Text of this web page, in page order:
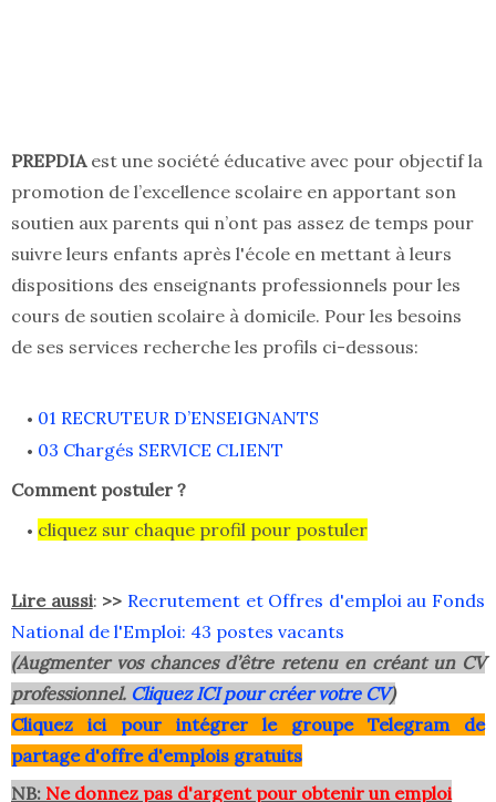
PREPDIAest une société éducative avec pour objectif la
promotion de l’excellence scolaire en apportant son
soutien aux parents qui n’ont pas assez de temps pour
suivre leurs enfants après l'école en mettant à leurs
dispositions des enseignants professionnels pour les
cours de soutien scolaire à domicile. Pour les besoins
de ses services recherche les profils ci-dessous:
01 RECRUTEUR D’ENSEIGNANTS
03 Chargés SERVICE CLIENT
Comment postuler ?
cliquez sur chaque profil pour postuler
Lire aussi: >> Recrutement et Offres d'emploi au Fonds
National de l'Emploi: 43 postes vacants
(Augmenter vos chances d’être retenu en créant un CV
professionnel. Cliquez ICI pour créer votre CV)
Cliquez ici pour intégrer le groupe Telegram de
partage d'offre d'emplois gratuits
NB: Ne donnez pas d'argent pour obtenir un emploi